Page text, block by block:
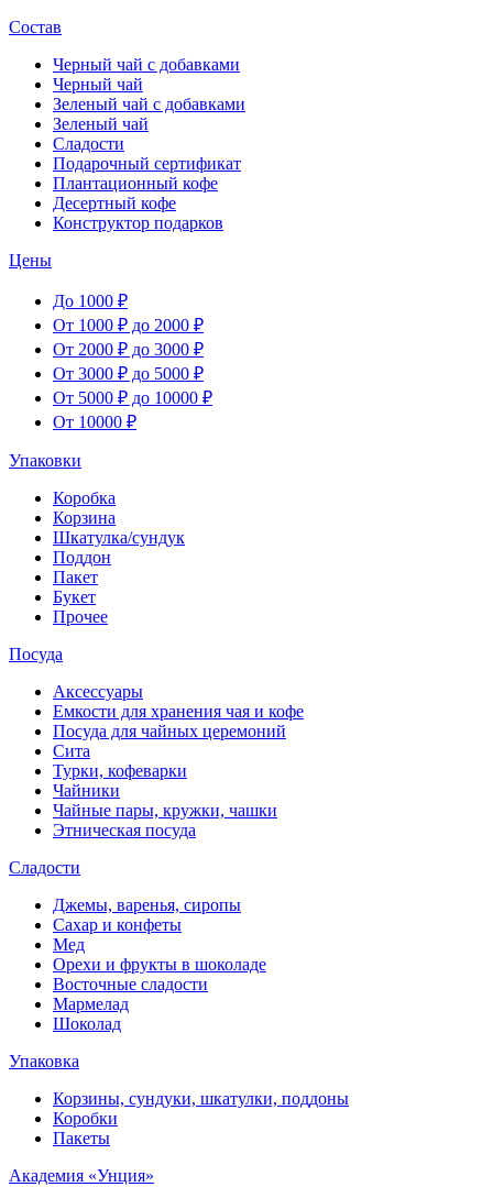
Состав
Черный чай с добавками
Черный чай
Зеленый чай с добавками
Зеленый чай
Сладости
Подарочный сертификат
Плантационный кофе
Десертный кофе
Конструктор подарков
Цены
До 1000 ₽
От 1000 ₽ до 2000 ₽
От 2000 ₽ до 3000 ₽
От 3000 ₽ до 5000 ₽
От 5000 ₽ до 10000 ₽
От 10000 ₽
Упаковки
Коробка
Корзина
Шкатулка/сундук
Поддон
Пакет
Букет
Прочее
Посуда
Аксессуары
Емкости для хранения чая и кофе
Посуда для чайных церемоний
Сита
Турки, кофеварки
Чайники
Чайные пары, кружки, чашки
Этническая посуда
Сладости
Джемы, варенья, сиропы
Сахар и конфеты
Мед
Орехи и фрукты в шоколаде
Восточные сладости
Мармелад
Шоколад
Упаковка
Корзины, сундуки, шкатулки, поддоны
Коробки
Пакеты
Академия «Унция»